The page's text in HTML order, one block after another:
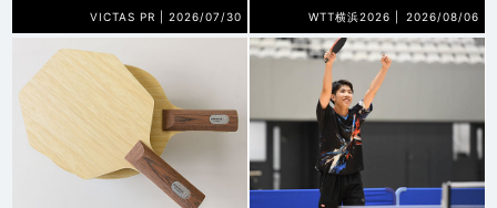
VICTAS PR | 2026/07/30 WTT横浜2026 | 2026/08/06